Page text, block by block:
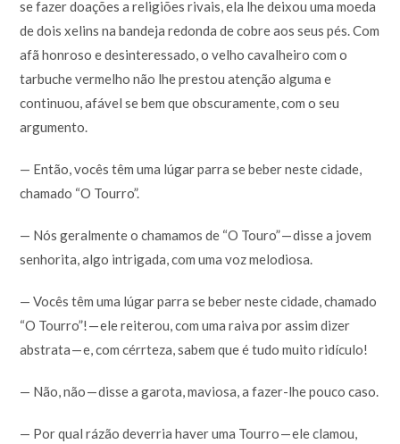
se fazer doações a religiões rivais, ela lhe deixou uma moeda
de dois xelins na bandeja redonda de cobre aos seus pés. Com
afã honroso e desinteressado, o velho cavalheiro com o
tarbuche vermelho não lhe prestou atenção alguma e
continuou, afável se bem que obscuramente, com o seu
argumento.
— Então, vocês têm uma lúgar parra se beber neste cidade,
chamado “O Tourro”.
— Nós geralmente o chamamos de “O Touro” — disse a jovem
senhorita, algo intrigada, com uma voz melodiosa.
— Vocês têm uma lúgar parra se beber neste cidade, chamado
“O Tourro”! — ele reiterou, com uma raiva por assim dizer
abstrata — e, com cérrteza, sabem que é tudo muito ridículo!
— Não, não — disse a garota, maviosa, a fazer-lhe pouco caso.
— Por qual rázão deverria haver uma Tourro — ele clamou,